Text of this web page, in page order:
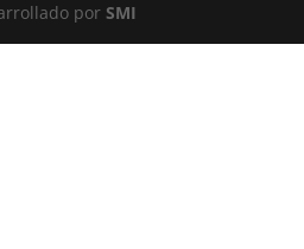
porSMI